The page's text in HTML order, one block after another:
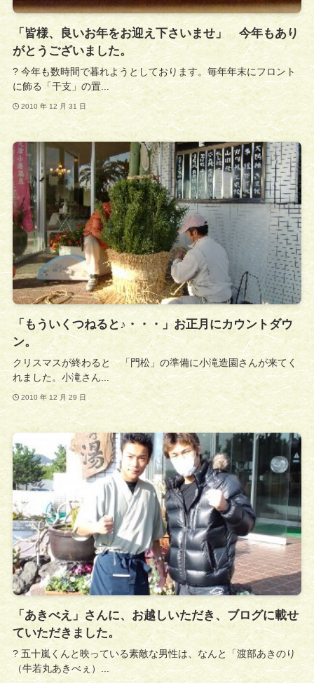
「皆様、良いお年をお迎え下さいませ」 今年もあり
がとうございました。
? 今年も数時間で暮れようとしております。毎年年末にフロント
に飾る「干支」の置...
2010 年 12 月 31 日
「もういくつねると♪・・・」お正月にカウントダウ
ン。
クリスマスが終わると 「門松」の準備に小滝造園さんが来てく
れました。小滝さん...
2010 年 12 月 29 日
「あきべえ」さんに、お越しいただき、ブログに載せ
ていただきました。
? 五十嵐くんと映っている素敵な男性は、なんと「渡部あきのり
（牛若丸あきべぇ）...